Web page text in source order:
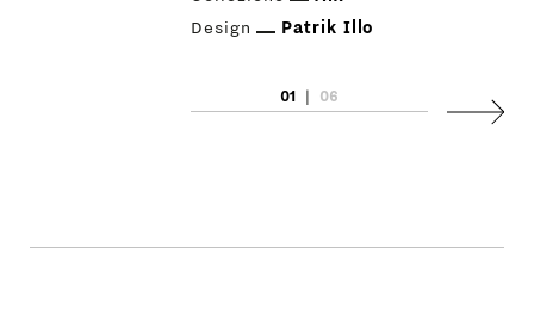
Design
Patrik Illo
01 06